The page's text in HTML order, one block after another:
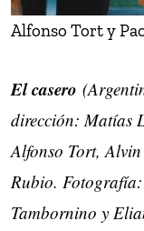
Alfonso Tort y
El casero
dirección: Matías
Alfonso Tort,
Rubio.
Tambornino y